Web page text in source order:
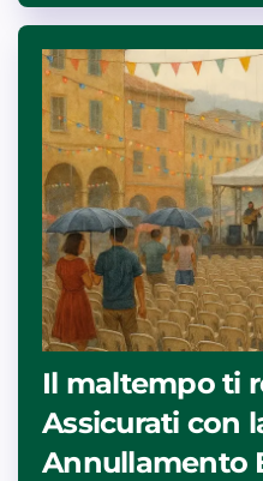
Il maltempo ti
Assicurati con
Annullamento